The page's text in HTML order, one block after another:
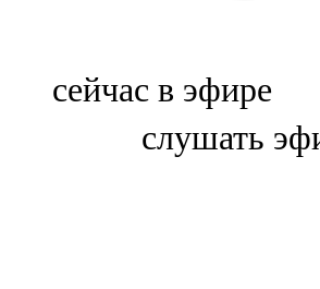
Болгар
сейчас в эфире
слушать